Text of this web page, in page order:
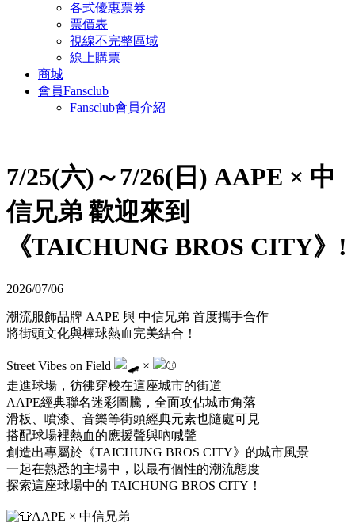
各式優惠票券
票價表
視線不完整區域
線上購票
商城
會員Fansclub
Fansclub會員介紹
7/25(六)～7/26(日) AAPE × 中
信兄弟 歡迎來到
《TAICHUNG BROS CITY》!
2026/07/06
潮流服飾品牌 AAPE 與 中信兄弟 首度攜手合作
將街頭文化與棒球熱血完美結合！
Street Vibes on Field
×
走進球場，彷彿穿梭在這座城市的街道
AAPE經典聯名迷彩圖騰，全面攻佔城市角落
滑板、噴漆、音樂等街頭經典元素也隨處可見
搭配球場裡熱血的應援聲與吶喊聲
創造出專屬於《TAICHUNG BROS CITY》的城市風景
一起在熟悉的主場中，以最有個性的潮流態度
探索這座球場中的 TAICHUNG BROS CITY！
AAPE × 中信兄弟